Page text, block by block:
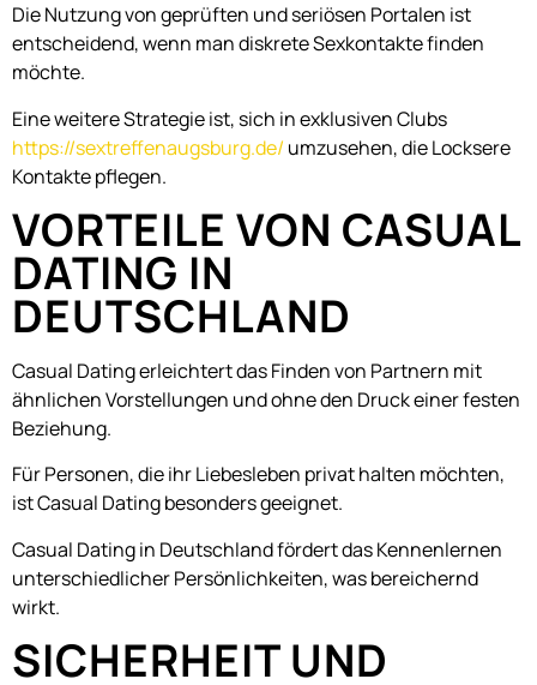
Die Nutzung von geprüften und seriösen Portalen ist
entscheidend, wenn man diskrete Sexkontakte finden
möchte.
Eine weitere Strategie ist, sich in exklusiven Clubs
https://sextreffenaugsburg.de/ umzusehen, die Locksere
Kontakte pflegen.
VORTEILE VON CASUAL
DATING IN
DEUTSCHLAND
Casual Dating erleichtert das Finden von Partnern mit
ähnlichen Vorstellungen und ohne den Druck einer festen
Beziehung.
Für Personen, die ihr Liebesleben privat halten möchten,
ist Casual Dating besonders geeignet.
Casual Dating in Deutschland fördert das Kennenlernen
unterschiedlicher Persönlichkeiten, was bereichernd
wirkt.
SICHERHEIT UND